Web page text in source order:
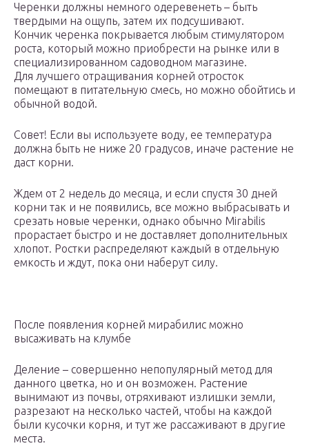
Черенки должны немного одеревенеть – быть
твердыми на ощупь, затем их подсушивают.
Кончик черенка покрывается любым стимулятором
роста, который можно приобрести на рынке или в
специализированном садоводном магазине.
Для лучшего отращивания корней отросток
помещают в питательную смесь, но можно обойтись и
обычной водой.
Совет! Если вы используете воду, ее температура
должна быть не ниже 20 градусов, иначе растение не
даст корни.
Ждем от 2 недель до месяца, и если спустя 30 дней
корни так и не появились, все можно выбрасывать и
срезать новые черенки, однако обычно Mirabilis
прорастает быстро и не доставляет дополнительных
хлопот. Ростки распределяют каждый в отдельную
емкость и ждут, пока они наберут силу.
После появления корней мирабилис можно
высаживать на клумбе
Деление – совершенно непопулярный метод для
данного цветка, но и он возможен. Растение
вынимают из почвы, отряхивают излишки земли,
разрезают на несколько частей, чтобы на каждой
были кусочки корня, и тут же рассаживают в другие
места.